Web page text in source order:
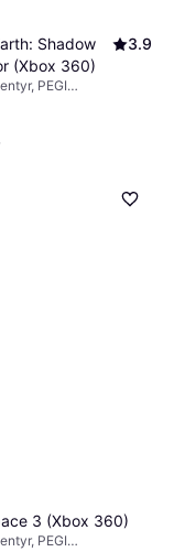
Shadow
(Xbox 360)
3.9
PEGI
3 (Xbox 360)
PEGI